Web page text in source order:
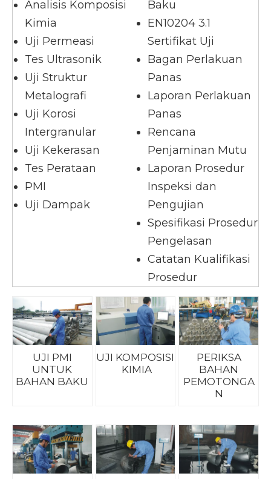
Analisis Komposisi
Kimia
Uji Permeasi
Tes Ultrasonik
Uji Struktur
Metalografi
Uji Korosi
Intergranular
Uji Kekerasan
Tes Perataan
PMI
Uji Dampak
Baku
EN10204 3.1
Sertifikat Uji
Bagan Perlakuan
Panas
Laporan Perlakuan
Panas
Rencana
Penjaminan Mutu
Laporan Prosedur
Inspeksi dan
Pengujian
Spesifikasi Prosedur
Pengelasan
Catatan Kualifikasi
Prosedur
UJI PMI
UNTUK
BAHAN BAKU
UJI KOMPOSISI
KIMIA
PERIKSA
BAHAN
PEMOTONGA
N